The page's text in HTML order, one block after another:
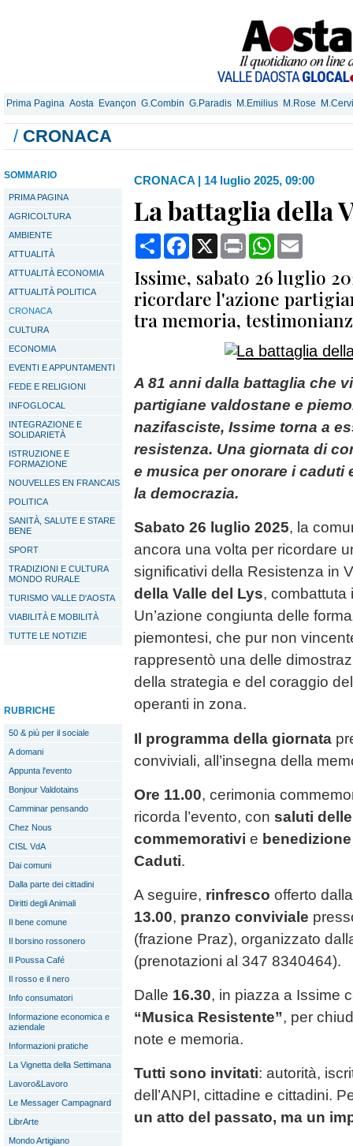
Prima Pagina Aosta Evançon G.Combin G.Paradis M.Emilius M.Rose
/ CRONACA
SOMMARIO
PRIMA PAGINA
AGRICOLTURA
AMBIENTE
ATTUALITÀ
ATTUALITÀ ECONOMIA
ATTUALITÀ POLITICA
CRONACA
CULTURA
ECONOMIA
EVENTI E APPUNTAMENTI
FEDE E RELIGIONI
INFOGLOCAL
INTEGRAZIONE E
SOLIDARIETÀ
ISTRUZIONE E
FORMAZIONE
NOUVELLES EN FRANCAIS
POLITICA
SANITÀ, SALUTE E STARE
BENE
SPORT
TRADIZIONI E CULTURA
MONDO RURALE
TURISMO VALLE D'AOSTA
VIABILITÀ E MOBILITÀ
TUTTE LE NOTIZIE
RUBRICHE
50 & più per il sociale
A domani
Appunta l'evento
Bonjour Valdotains
Camminar pensando
Chez Nous
CISL VdA
Dai comuni
Dalla parte dei cittadini
Diritti degli Animali
Il bene comune
Il borsino rossonero
Il Poussa Café
Il rosso e il nero
Info consumatori
Informazione economica e
aziendale
Informazioni pratiche
La Vignetta della Settimana
Lavoro&Lavoro
Le Messager Campagnard
LibrArte
Mondo Artigiano
CRONACA | 14 luglio 2025, 09:00
La battaglia della
CondividiFacebook
X Print WhatsApp
Issime, sabato 26 luglio
ricordare l'azione
tra memoria,
A 81 anni dalla battaglia che
partigiane valdostane e
nazifasciste, Issime torna a
resistenza. Una giornata di
e musica per onorare i caduti
la democrazia.
Sabato 26 luglio 2025, la
ancora una volta per ricordare
significativi della Resistenza in
della Valle del Lys, combattuta
Un’azione congiunta delle
piemontesi, che pur non
rappresentò una delle
della strategia e del coraggio
operanti in zona.
Il programma della giornata
conviviali, all’insegna della
Ore 11.00, cerimonia
ricorda l’evento, con saluti
commemorativi e
Caduti.
A seguire, rinfresco offerto
13.00, pranzo conviviale
(frazione Praz), organizzato
(prenotazioni al 347 8340464).
Dalle 16.30, in piazza a Issime
“Musica Resistente”, per
note e memoria.
Tutti sono invitati: autorità,
dell’ANPI, cittadine e cittadini.
un atto del passato, ma un